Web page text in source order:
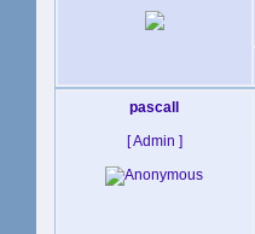
pascall
[ Admin ]